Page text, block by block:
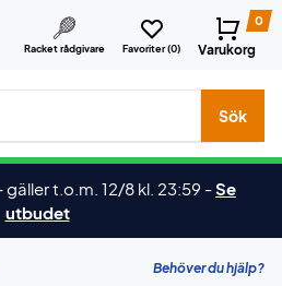
Racket rådgivare Favoriter (0)
0
Varukorg
märken osv.
Sök
gäller t.o.m. 12/8 kl. 23:59 -Se
utbudet
Behöver du hjälp?